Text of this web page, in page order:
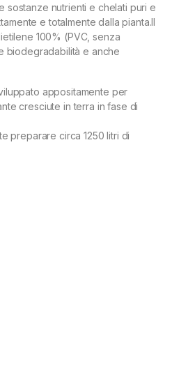
sostanze nutrienti e chelati puri e
e totalmente dalla pianta.Il
100% (PVC, senza
biodegradabilità e anche
appositamente per
cresciute in terra in fase di
preparare circa 1250 litri di
10L quantity